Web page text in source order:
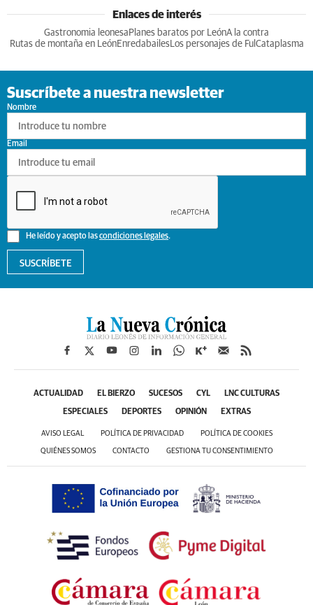
Enlaces de interés
Gastronomia leonesa Planes baratos por LeónA la contra
Rutas de montaña en LeónEnredabailesLos personajes de Ful Cataplasma
Suscríbete a nuestra newsletter
Nombre
He leído y acepto lascondiciones legales.
Email
SUSCRÍBETE
ACTUALIDAD EL BIERZO SUCESOS CYL LNC CULTURAS
ESPECIALES DEPORTES OPINIÓN EXTRAS
AVISO LEGAL POLÍTICA DE PRIVACIDAD POLÍTICA DE COOKIES
QUIÉNES SOMOS CONTACTO GESTIONA TU CONSENTIMIENTO